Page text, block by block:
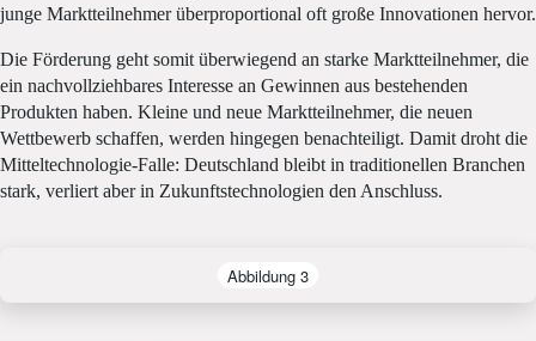
junge Marktteilnehmer überproportional oft große Innovationen hervor.
Die Förderung geht somit überwiegend an starke Marktteilnehmer, die
ein nachvollziehbares Interesse an Gewinnen aus bestehenden
Produkten haben. Kleine und neue Marktteilnehmer, die neuen
Wettbewerb schaffen, werden hingegen benachteiligt. Damit droht die
Mitteltechnologie-Falle: Deutschland bleibt in traditionellen Branchen
stark, verliert aber in Zukunftstechnologien den Anschluss.
Abbildung 3